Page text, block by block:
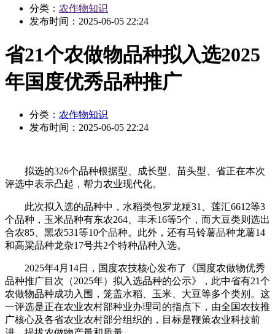
分类： 农作物知识
发布时间： 2025-06-05 22:24
省21个农做物品种拟入选2025
年国度优秀品种推广
分类： 农作物知识
发布时间： 2025-06-05 22:24
拟选的326个品种根据型、成长型、苗头型、省正在本次
评选中表示凸起，帮力农业现代化。
此次拟入选的品种中，水稻类包罗龙粳31、莲汇6612等3
个品种，玉米品种有东农264、丰禾16等5个，而大豆类则选出
合农85、黑农531等10个品种。此外，还有马铃薯品种龙薯14
和高粱品种龙杂17号共2个特种品种入选。
2025年4月14日，国度农技核心发布了《国度农做物优秀
品种推广目次（2025年）拟入选品种的公示》，此中省有21个
农做物品种成功入围，笼盖水稻、玉米、大豆等多个类别。这
一评选是正在农业农村部种业办理司的指点下，由全国农技推
广核心及各省农业农村部分组织的，目标是鞭策农业科技前